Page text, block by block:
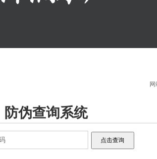
防伪查询系统